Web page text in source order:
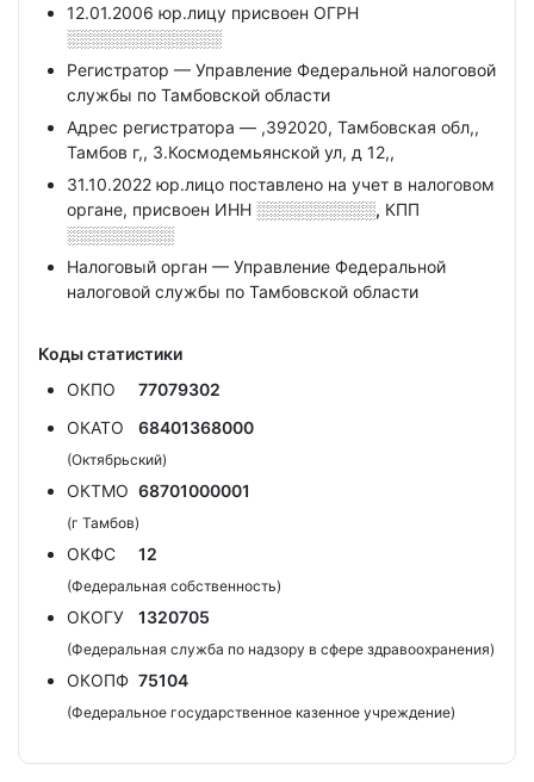
12.01.2006 юр.лицу присвоен ОГРН
░░░░░░░░░░░░░
Регистратор — Управление Федеральной налоговой
службы по Тамбовской области
Адрес регистратора — ,392020, Тамбовская обл,,
Тамбов г,, З.Космодемьянской ул, д 12,,
31.10.2022 юр.лицо поставлено на учет в налоговом
органе, присвоен ИНН ░░░░░░░░░░, КПП
░░░░░░░░░
Налоговый орган — Управление Федеральной
налоговой службы по Тамбовской области
Коды статистики
ОКПО
77079302
ОКАТО
68401368000
(Октябрьский)
ОКТМО 68701000001
(г Тамбов)
ОКФС 12
(Федеральная собственность)
ОКОГУ 1320705
(Федеральная служба по надзору в сфере здравоохранения)
ОКОПФ 75104
(Федеральное государственное казенное учреждение)